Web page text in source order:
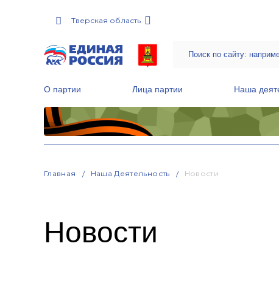
Тверская область
О партии Лица партии Наша
Главная Наша Деятельность Новости
Новости